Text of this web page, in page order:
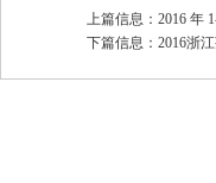
上篇信息： 2016 年
下篇信息： 2016浙